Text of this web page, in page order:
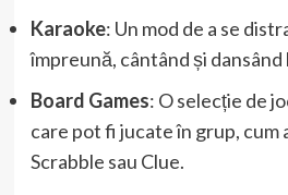
Karaoke: Un mod de a se
împreună, cântând și
Board Games: O selecție de
care pot fi jucate în grup, cum
Scrabble sau Clue.